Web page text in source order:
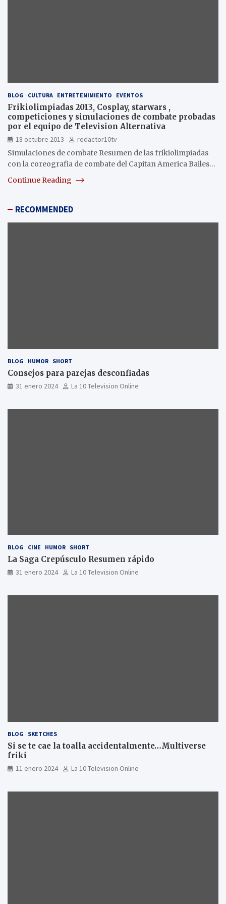
BLOG CULTURA ENTRETENIMIENTO EVENTOS
Frikiolimpiadas 2013, Cosplay, starwars ,
competiciones y simulaciones de combate probadas
por el equipo de Television Alternativa
18 octubre 2013
redactor10tv
Simulaciones de combate Resumen de las frikiolimpiadas
con la coreografia de combate del Capitan America Bailes…
Continue Reading
RECOMMENDED
BLOG HUMOR SHORT
Consejos para parejas desconfiadas
31 enero 2024 La 10 Television Online
BLOG CINE HUMOR SHORT
La Saga Crepúsculo Resumen rápido
31 enero 2024 La 10 Television Online
BLOG SKETCHES
Si se te cae la toalla accidentalmente…Multiverse
friki
11 enero 2024 La 10 Television Online